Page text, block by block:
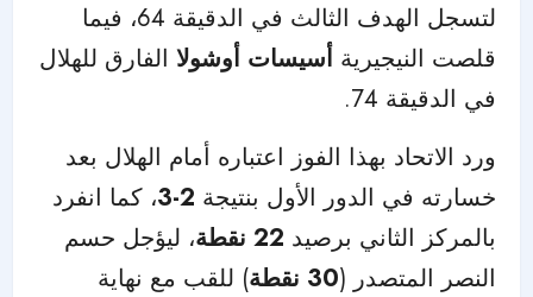
لتسجل الهدف الثالث في الدقيقة 64، فيما
قلصت النيجيرية أسيسات أوشولا الفارق للهلال
في الدقيقة 74.
ورد الاتحاد بهذا الفوز اعتباره أمام الهلال بعد
خسارته في الدور الأول بنتيجة 2-3
، كما انفرد
بالمركز الثاني برصيد 22 نقطة
، ليؤجل حسم
النصر المتصدر (30 نقطة
) للقب مع نهاية